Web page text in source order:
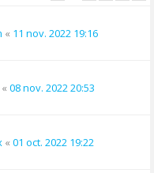
« 11 nov. 2022 19:16
« 08 nov. 2022 20:53
« 01 oct. 2022 19:22